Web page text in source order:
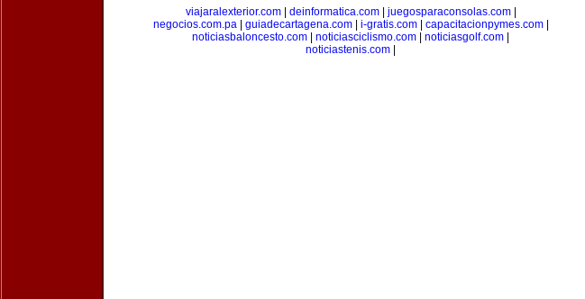
viajaralexterior.com| deinformatica.com| juegosparaconsolas.com|
negocios.com.pa| guiadecartagena.com| i-gratis.com| capacitacionpymes.com|
noticiasbaloncesto.com
noticiasciclismo.com noticiasgolf.com
noticiastenis.com